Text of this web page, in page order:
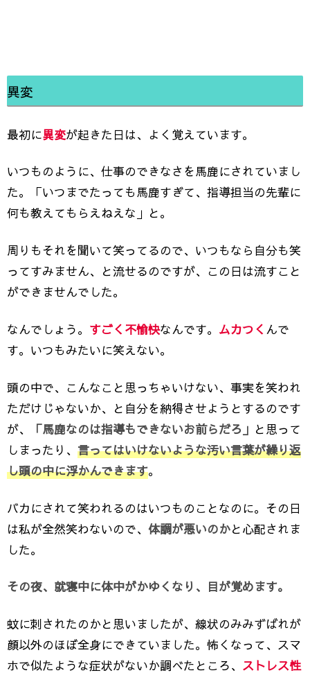
異変
最初に異変が起きた日は、よく覚えています。
いつものように、仕事のできなさを馬鹿にされていまし
た。「いつまでたっても馬鹿すぎて、指導担当の先輩に
何も教えてもらえねえな」と。
周りもそれを聞いて笑ってるので、いつもなら自分も笑
ってすみません、と流せるのですが、この日は流すこと
ができませんでした。
なんでしょう。 すごく不愉快なんです。 ムカつくんで
す。いつもみたいに笑えない。
頭の中で、こんなこと思っちゃいけない、事実を笑われ
ただけじゃないか、と自分を納得させようとするのです
が、
「馬鹿なのは指導もできないお前らだろ」 と思って
しまったり、 言ってはいけないような汚い言葉が繰り返
し頭の中に浮かんできます。
バカにされて笑われるのはいつものことなのに。その日
は私が全然笑わないので、 体調が悪いのかと心配されま
した。
その夜、就寝中に体中がかゆくなり、目が覚めます。
蚊に刺されたのかと思いましたが、線状のみみずばれが
顔以外のほぼ全身にできていました。怖くなって、スマ
ホで似たような症状がないか調べたところ、 ストレス性